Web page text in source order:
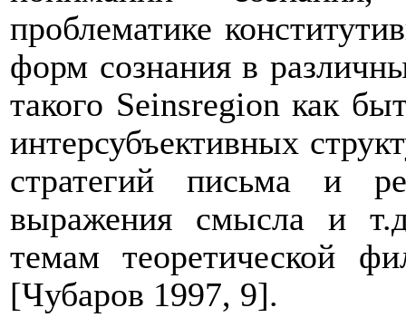
проблематике
форм сознания в
такого Seinsregion как
интерсубъективных
стратегий письма и
выражения смысла и
темам теоретической
[Чубаров 1997, 9].